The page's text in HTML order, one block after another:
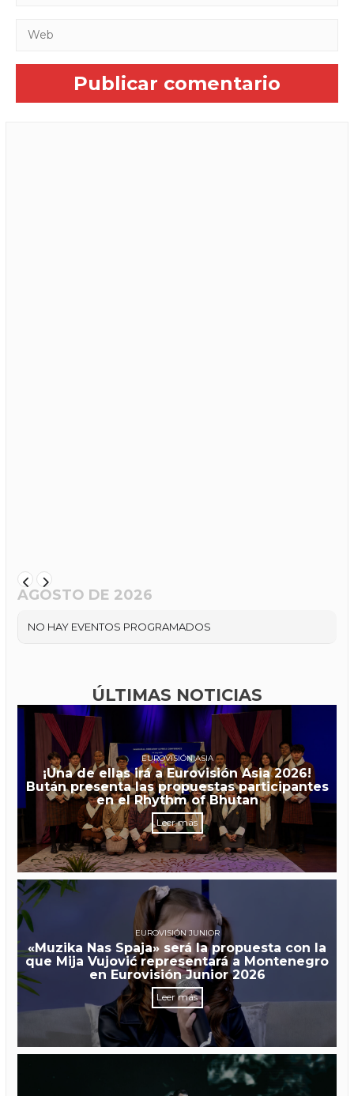
AGOSTO DE 2026
NO HAY EVENTOS PROGRAMADOS
ÚLTIMAS NOTICIAS
EUROVISIÓN ASIA
¡Una de ellas irá a Eurovisión Asia 2026!
Bután presenta las propuestas participantes
en el Rhythm of Bhutan
Leer más
EUROVISIÓN JUNIOR
«Muzika Nas Spaja» será la propuesta con la
que Mija Vujović representará a Montenegro
en Eurovisión Junior 2026
Leer más